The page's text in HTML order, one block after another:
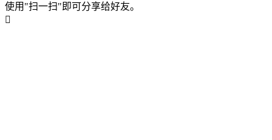
使用"扫一扫"即可分享给好友。